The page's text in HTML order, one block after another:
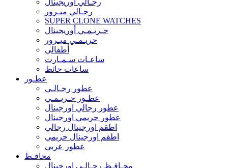
رجـالي أوريجينال
رجـالي ميـرور
SUPER CLONE WATCHES
حـريـمـي أوريجينال
حريـمـي ميـرور
أطفالي
ساعـات سـمـارت
ساعات حائط
عطـور
عطور رجـالـي
عطـور حـريـمـي
عطور رجالي اورجينال
عطور حريمي اورجينال
اطقم اورجينال رجالي
اطقم اورجينال حريمي
عطور عربي
محافـظ
محـافـظ رجـالـي اورجينال